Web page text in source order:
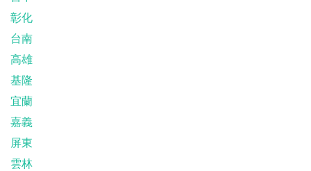
彰化
台南
高雄
基隆
宜蘭
嘉義
屏東
雲林